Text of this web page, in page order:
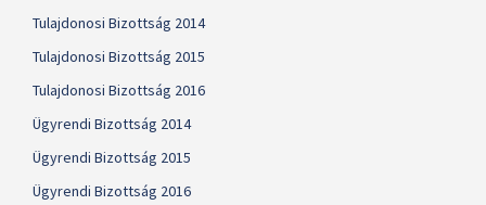
Tulajdonosi Bizottság 2014
Tulajdonosi Bizottság 2015
Tulajdonosi Bizottság 2016
Ügyrendi Bizottság 2014
Ügyrendi Bizottság 2015
Ügyrendi Bizottság 2016